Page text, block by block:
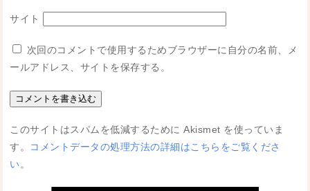
サイト
次回のコメントで使用するためブラウザーに自分の名前、メ
ールアドレス、サイトを保存する。
このサイトはスパムを低減するために Akismet を使っていま
す。 コメントデータの処理方法の詳細はこちらをご覧くださ
い。